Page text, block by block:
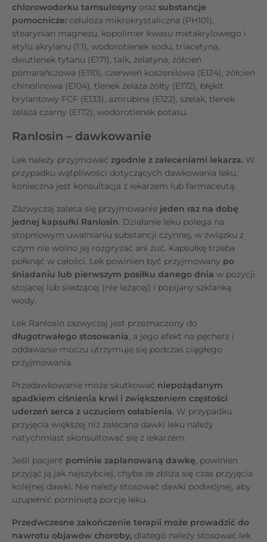
chlorowodorku tamsulosyny oraz substancje
pomocnicze: celuloza mikrokrystaliczna (PH101),
stearynian magnezu, kopolimer kwasu metakrylowego i
etylu akrylanu (1:1), wodorotlenek sodu, triacetyna,
dwutlenek tytanu (E171), talk, żelatyna, żółcień
pomarańczowa (E110), czerwień koszenilowa (E124), żółcień
chinolinowa (E104), tlenek żelaza żółty (E172), błękit
brylantowy FCF (E133), azorubina (E122), szelak, tlenek
żelaza czarny (E172), wodorotlenek potasu.
Ranlosin – dawkowanie
Lek należy przyjmować zgodnie z zaleceniami lekarza. W
przypadku wątpliwości dotyczących dawkowania leku,
konieczna jest konsultacja z lekarzem lub farmaceutą.
Zazwyczaj zaleca się przyjmowanie jeden raz na dobę
jednej kapsułki Ranlosin. Działanie leku polega na
stopniowym uwalnianiu substancji czynnej, w związku z
czym nie wolno jej rozgryzać ani żuć. Kapsułkę trzeba
połknąć w całości. Lek powinien być przyjmowany po
śniadaniu lub pierwszym posiłku danego dnia w pozycji
stojącej lub siedzącej (nie leżącej) i popijany szklanką
wody.
Lek Ranlosin zazwyczaj jest przeznaczony do
długotrwałego stosowania, a jego efekt na pęcherz i
oddawanie moczu utrzymuje się podczas ciągłego
przyjmowania.
Przedawkowanie może skutkować niepożądanym
spadkiem ciśnienia krwi i zwiększeniem częstości
uderzeń serca z uczuciem osłabienia. W przypadku
przyjęcia większej niż zalecana dawki leku należy
natychmiast skonsultować się z lekarzem.
Jeśli pacjent pominie zaplanowaną dawkę, powinien
przyjąć ją jak najszybciej, chyba że zbliża się czas przyjęcia
kolejnej dawki. Nie należy stosować dawki podwójnej, aby
uzupełnić pominiętą porcję leku.
Przedwczesne zakończenie terapii może prowadzić do
nawrotu objawów choroby, dlatego należy stosować lek